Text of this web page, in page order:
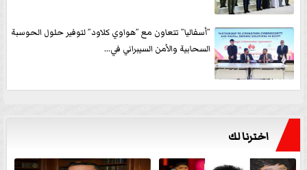
”أسفاليا” تتعاون مع ”هواوي كلاود” لتوفير حلول الحوسبة
السحابية والأمن السيبراني في...
اخترنا لك